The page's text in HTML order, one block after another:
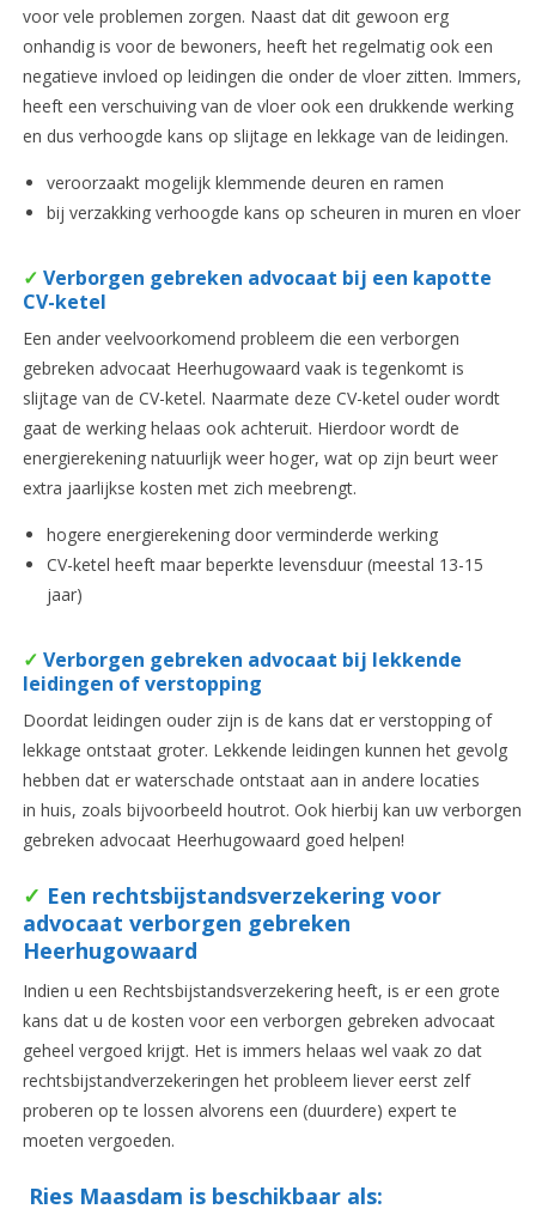
voor vele problemen zorgen. Naast dat dit gewoon erg
onhandig is voor de bewoners, heeft het regelmatig ook een
negatieve invloed op leidingen die onder de vloer zitten. Immers,
heeft een verschuiving van de vloer ook een drukkende werking
en dus verhoogde kans op slijtage en lekkage van de leidingen.
veroorzaakt mogelijk klemmende deuren en ramen
bij verzakking verhoogde kans op scheuren in muren en vloer
✓ Verborgen gebreken advocaat bij een kapotte
CV-ketel
Een ander veelvoorkomend probleem die een verborgen
gebreken advocaat Heerhugowaard vaak is tegenkomt is
slijtage van de CV-ketel. Naarmate deze CV-ketel ouder wordt
gaat de werking helaas ook achteruit. Hierdoor wordt de
energierekening natuurlijk weer hoger, wat op zijn beurt weer
extra jaarlijkse kosten met zich meebrengt.
hogere energierekening door verminderde werking
CV-ketel heeft maar beperkte levensduur (meestal 13-15
jaar)
✓ Verborgen gebreken advocaat bij lekkende
leidingen of verstopping
Doordat leidingen ouder zijn is de kans dat er verstopping of
lekkage ontstaat groter. Lekkende leidingen kunnen het gevolg
hebben dat er waterschade ontstaat aan in andere locaties
in huis, zoals bijvoorbeeld houtrot. Ook hierbij kan uw verborgen
gebreken advocaat Heerhugowaard goed helpen!
✓ Een rechtsbijstandsverzekering voor
advocaat verborgen gebreken
Heerhugowaard
Indien u een Rechtsbijstandsverzekering heeft, is er een grote
kans dat u de kosten voor een verborgen gebreken advocaat
geheel vergoed krijgt. Het is immers helaas wel vaak zo dat
rechtsbijstandverzekeringen het probleem liever eerst zelf
proberen op te lossen alvorens een (duurdere) expert te
moeten vergoeden.
Ries Maasdam is beschikbaar als: